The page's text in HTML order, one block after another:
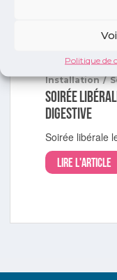
Politique de
Lire l'article
Installation/
Soirée
digestive
Soirée libérale
Lire l'article